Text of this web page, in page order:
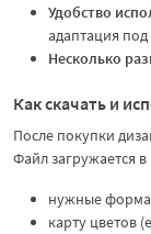
Удобство
адаптация
Несколько
Как скачать и
После покупки
Файл загружается
нужные
карту цветов